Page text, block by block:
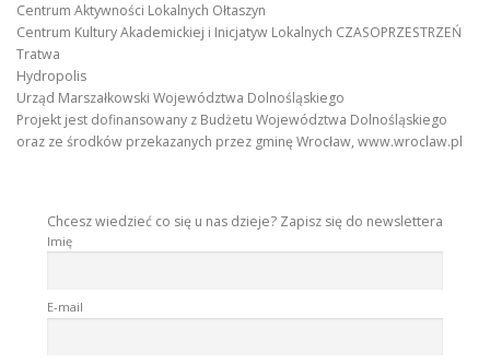
Centrum Aktywności Lokalnych Ołtaszyn
Centrum Kultury Akademickiej i Inicjatyw Lokalnych CZASOPRZESTRZEŃ
Tratwa
Hydropolis
Urząd Marszałkowski Województwa Dolnośląskiego
Projekt jest dofinansowany z Budżetu Województwa Dolnośląskiego
oraz ze środków przekazanych przez gminę Wrocław, www.wroclaw.pl
Chcesz wiedzieć co się u nas dzieje? Zapisz się do newslettera
Imię
E-mail